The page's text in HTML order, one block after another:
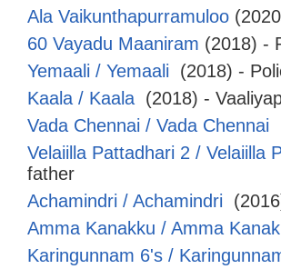
Ala Vaikunthapurramuloo
60 Vayadu Maaniram (2018) -
Yemaali / Yemaali
(2018) -
Kaala / Kaala (2018) -
Vada Chennai / Vada Chennai
Velaiilla Pattadhari 2 / Velaiilla
father
Achamindri / Achamindri
Amma Kanakku / Amma
Karingunnam 6's /